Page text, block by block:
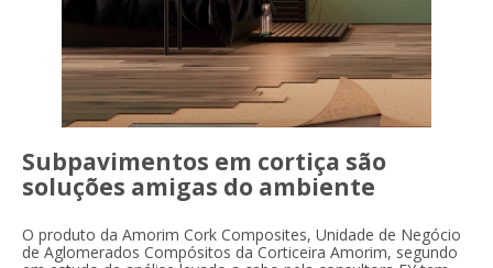
Subpavimentos em cortiça são
soluções amigas do ambiente
O produto da Amorim Cork Composites, Unidade de Negócio
de Aglomerados Compósitos da Corticeira Amorim, segundo